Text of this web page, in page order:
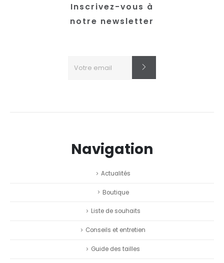
Inscrivez-vous à
notre newsletter
Navigation
Actualités
Boutique
Liste de souhaits
Conseils et entretien
Guide des tailles